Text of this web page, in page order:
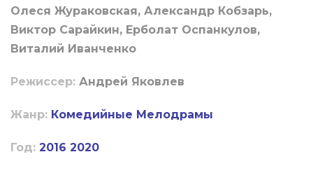
Олеся Жураковская, Александр Кобзарь,
Виктор Сарайкин, Ерболат Оспанкулов,
Виталий Иванченко
Режиссер: Андрей Яковлев
Жанр: Комедийные Мелодрамы
Год: 2016 2020